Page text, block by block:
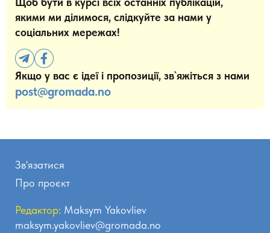
якими ми ділимося, слідкуйте за нами у
соціальних мережах!
Якщо у вас є ідеї і пропозиції, зв`яжіться з нами
post@gromada.no
Зв'язатися
Про проєкт
Редактор: Maksym Yakovliev
maksym.yakovliev@gromada.no